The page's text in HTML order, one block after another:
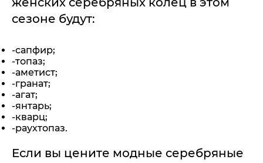
сезоне будут:
-сапфир;
-топаз;
-аметист;
-гранат;
-агат;
-янтарь;
-кварц;
-раухтопаз.
Если вы цените модные серебряные